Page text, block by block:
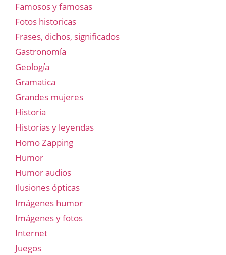
Famosos y famosas
Fotos historicas
Frases, dichos, significados
Gastronomía
Geología
Gramatica
Grandes mujeres
Historia
Historias y leyendas
Homo Zapping
Humor
Humor audios
Ilusiones ópticas
Imágenes humor
Imágenes y fotos
Internet
Juegos